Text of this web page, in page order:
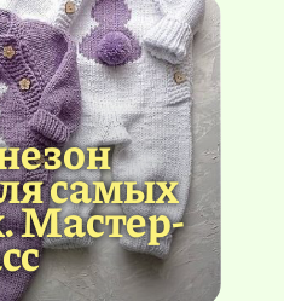
самых
Мастер-